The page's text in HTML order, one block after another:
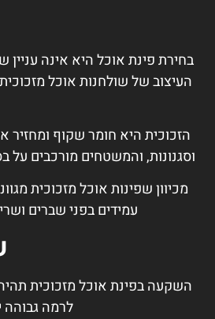
בחירת פינת אוכל היא אינה
העיצוב של שולחנות אוכל
הזכוכית היא חומר שקוף ומחזיר
וסגנונות, והמשטחים מורכבים על
מכיוון שפינות אוכל מזכוכית
עמידים בפני שברים
השקעה בפינת אוכל מזכוכית
לרמה גבוהה